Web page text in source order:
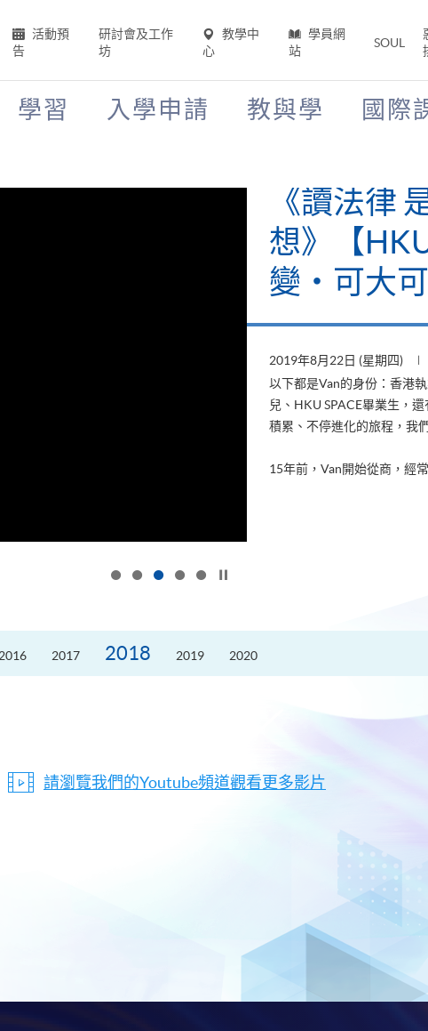
活動預
告
研討會及工作
坊
教學中
心
學員網
站
SOUL
學習 入學申請 教與學 國際
《讀法律
想》【
變‧可大可
2019年8月22日 (星期四)
以下都是Van的身份：香港
兒、HKU SPACE畢業生，
積累、不停進化的旅程，我
15年前，Van開始從商，經
2017 2018 2019 2020
請瀏覽我們的Youtube頻道觀看更多影片